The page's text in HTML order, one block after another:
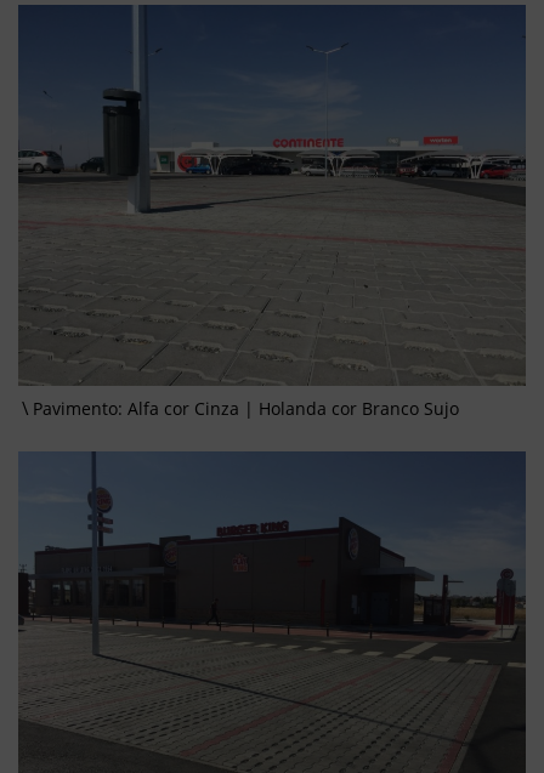
Pavimento: Alfa cor Cinza | Holanda cor Branco Sujo